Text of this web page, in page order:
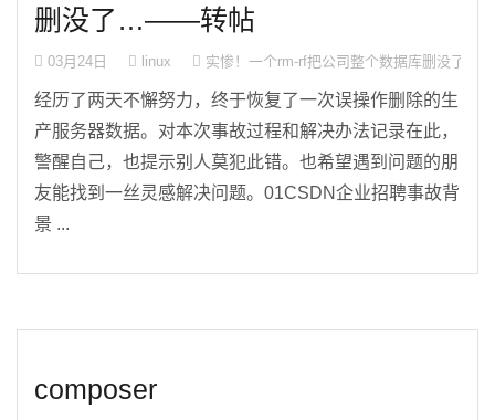
删没了…——转帖
03月24日 linux 实惨！一个rm-rf把公司整个数据库删没了
经历了两天不懈努力，终于恢复了一次误操作删除的生
产服务器数据。对本次事故过程和解决办法记录在此，
警醒自己，也提示别人莫犯此错。也希望遇到问题的朋
友能找到一丝灵感解决问题。01CSDN企业招聘事故背
景 ...
composer